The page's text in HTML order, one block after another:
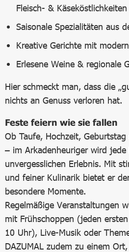
Fleisch- & Käseköstlichkeiten
Saisonale Spezialitäten aus
Kreative Gerichte mit
Erlesene Weine & regionale
Hier schmeckt man, dass die
nichts an Genuss verloren hat.
Feste feiern wie sie fallen
Ob Taufe, Hochzeit,
– im Arkadenheuriger wird jede
unvergesslichen Erlebnis. Mit
und feiner Kulinarik bietet er
besondere Momente.
Regelmäßige Veranstaltungen
mit Frühschoppen (jeden
10 Uhr), Live-Musik oder
DAZUMAL zudem zu einem